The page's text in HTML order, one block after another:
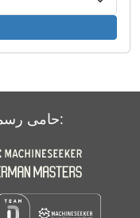
Machine-Seeker.ir حامی رسمی: